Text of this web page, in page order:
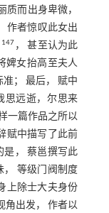
质而出身卑微，
作者惊叹此女出
147 ， 甚至认为此
婢女抬高至夫人
； 最后， 赋中
思远逝，尔思来
一篇作品之所以
赋中描写了此前
是， 蔡邕撰写此
， 等级门阀制度
上除士大夫身份
角出发， 作者以